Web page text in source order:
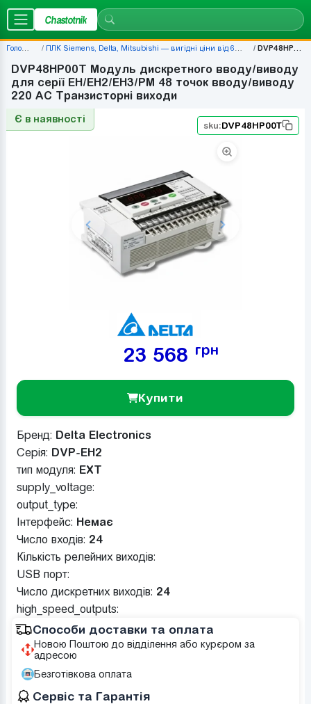
Chastotnik
Головна ПЛК Siemens, Delta, Mitsubishi — вигідні ціни від 677 грн DVP48HP00T
DVP48HP00T Модуль дискретного вводу/виводу
для серії EH/EH2/EH3/PM 48 точок вводу/виводу
220 AC Транзисторні виходи
Є в наявності
sku:DVP48HP00T
23 568 грн
Купити
Бренд: Delta Electronics
Серія: DVP-EH2
тип модуля: EXT
supply_voltage:
output_type:
Інтерфейс: Немає
Число входів: 24
Кількість релейних виходів:
USB порт:
Число дискретних виходів: 24
high_speed_outputs:
Способи доставки та оплата
Новою Поштою до відділення або курєром за
адресою
Безготівкова оплата
Сервіс та Гарантія